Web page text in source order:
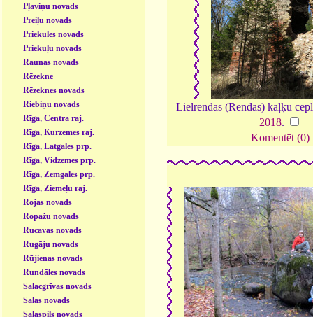
Pļaviņu novads
Preiļu novads
Priekules novads
Priekuļu novads
Raunas novads
Rēzekne
Rēzeknes novads
Riebiņu novads
Rīga, Centra raj.
Rīga, Kurzemes raj.
Rīga, Latgales prp.
Rīga, Vidzemes prp.
Rīga, Zemgales prp.
Rīga, Ziemeļu raj.
Rojas novads
Ropažu novads
Rucavas novads
Rugāju novads
Rūjienas novads
Rundāles novads
Salacgrīvas novads
Salas novads
Salaspils novads
Lielrendas (Rendas) kaļķu
2018.
Komentēt (0)